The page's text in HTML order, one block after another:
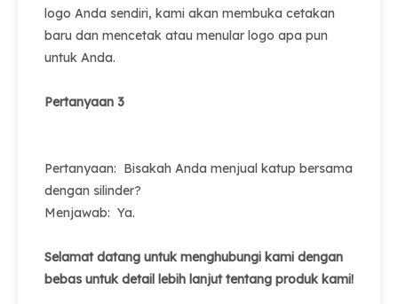
logo Anda sendiri, kami akan membuka cetakan
baru dan mencetak atau menular logo apa pun
untuk Anda.
Pertanyaan 3
Pertanyaan: Bisakah Anda menjual katup bersama
dengan silinder?
Menjawab: Ya.
Selamat datang untuk menghubungi kami dengan
bebas untuk detail lebih lanjut tentang produk kami!